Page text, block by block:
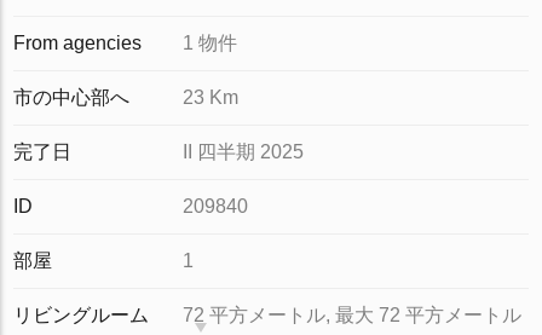
From agencies 1 物件
市の中心部へ 23 Km
完了日 II 四半期 2025
ID 209840
部屋 1
リビングルーム 72 平方メートル, 最大 72 平方メートル